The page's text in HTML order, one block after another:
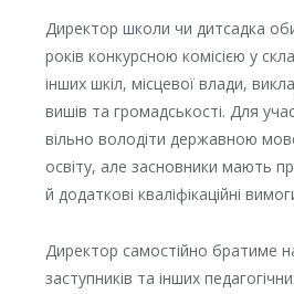
Директор школи чи дитсадка
років конкурсною комісією у
інших шкіл, місцевої влади,
вишів та громадськості. Для
вільно володіти державною
освіту, але засновники мають
й додаткові кваліфікаційні
Директор самостійно братиме
заступників та інших